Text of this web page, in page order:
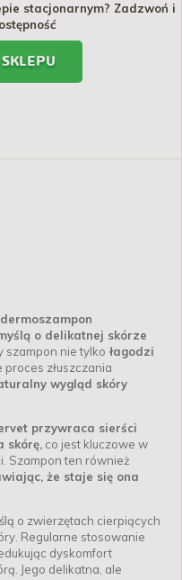
stacjonarnym? Zadzwoń i
o delikatnej skórze
szampon nie tylko łagodzi
złuszczania
wygląd skóry
przywraca sierści
skórę, co jest kluczowe w
Szampon ten również
że staje się ona
o zwierzętach cierpiących
Regularne stosowanie
dyskomfort
Jego delikatna, ale